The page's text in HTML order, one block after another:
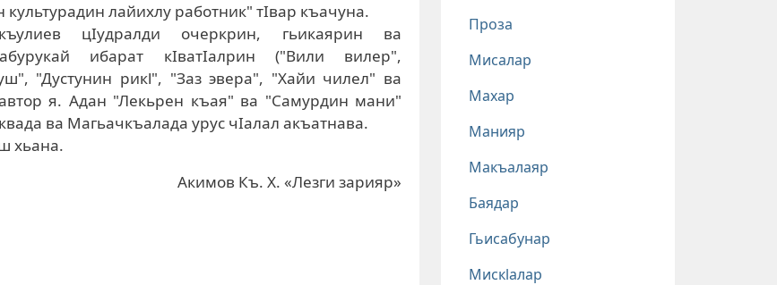
культурадин лайихлу работник" тIвар къачуна.
цIудралди очеркрин, гьикаярин ва
ибарат кIватIалрин ("Вили вилер",
"Дустунин рикl", "Заз эвера", "Хайи чилел" ва
я. Адан "Лекьрен къая" ва "Самурдин мани"
ва Магьачкъалада урус чIалал акъатнава.
хьана.
Акимов Къ. Х. «Лезги зарияр»
Проза
Мисалар
Махар
Манияр
Макъалаяр
Баядар
Гьисабунар
Мискlалар